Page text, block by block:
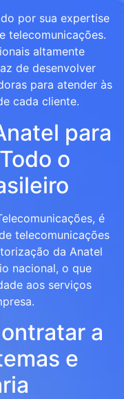
por sua expertise
telecomunicações.
altamente
de desenvolver
para atender às
cada cliente.
para
o
é
telecomunicações
da Anatel
nacional, o que
aos serviços
a
e